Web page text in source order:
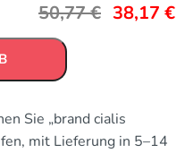
50,77€ 38,17 €
Sie „brand cialis
mit Lieferung in 5–14